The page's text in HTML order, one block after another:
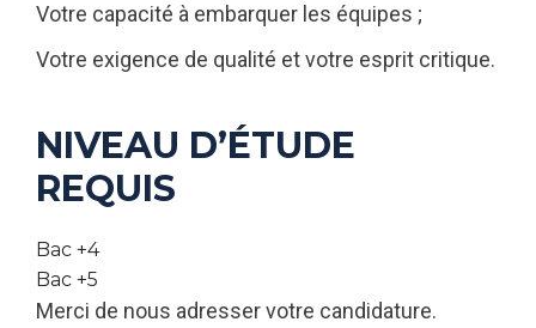
Votre capacité à embarquer les équipes ;
Votre exigence de qualité et votre esprit critique.
NIVEAU D’ÉTUDE
REQUIS
Bac +4
Bac +5
Merci de nous adresser votre candidature.